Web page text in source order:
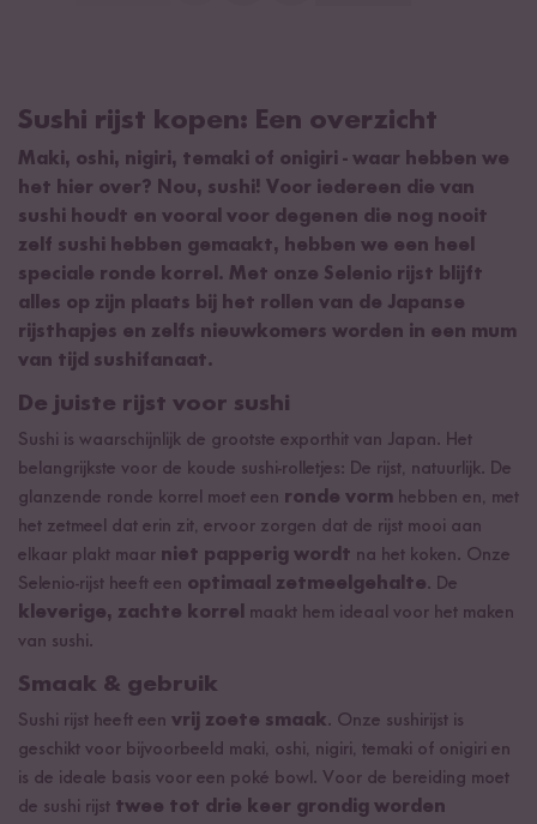
Sushi rijst kopen: Een overzicht
Maki, oshi, nigiri, temaki of onigiri - waar hebben we
het hier over? Nou, sushi! Voor iedereen die van
sushi houdt en vooral voor degenen die nog nooit
zelf sushi hebben gemaakt, hebben we een heel
speciale ronde korrel. Met onze Selenio rijst blijft
alles op zijn plaats bij het rollen van de Japanse
rijsthapjes en zelfs nieuwkomers worden in een mum
van tijd sushifanaat.
De juiste rijst voor sushi
Sushi is waarschijnlijk de grootste exporthit van Japan. Het
belangrijkste voor de koude sushi-rolletjes: De rijst, natuurlijk. De
glanzende ronde korrel moet een ronde vorm hebben en, met
het zetmeel dat erin zit, ervoor zorgen dat de rijst mooi aan
elkaar plakt maar niet papperig wordt na het koken. Onze
Selenio-rijst heeft een optimaal zetmeelgehalte. De
kleverige, zachte korrel
maakt hem ideaal voor het maken
van sushi.
Smaak & gebruik
Sushi rijst heeft een vrij zoete smaak. Onze sushirijst is
geschikt voor bijvoorbeeld maki, oshi, nigiri, temaki of onigiri en
is de ideale basis voor een poké bowl. Voor de bereiding moet
de sushi rijst twee tot drie keer grondig worden